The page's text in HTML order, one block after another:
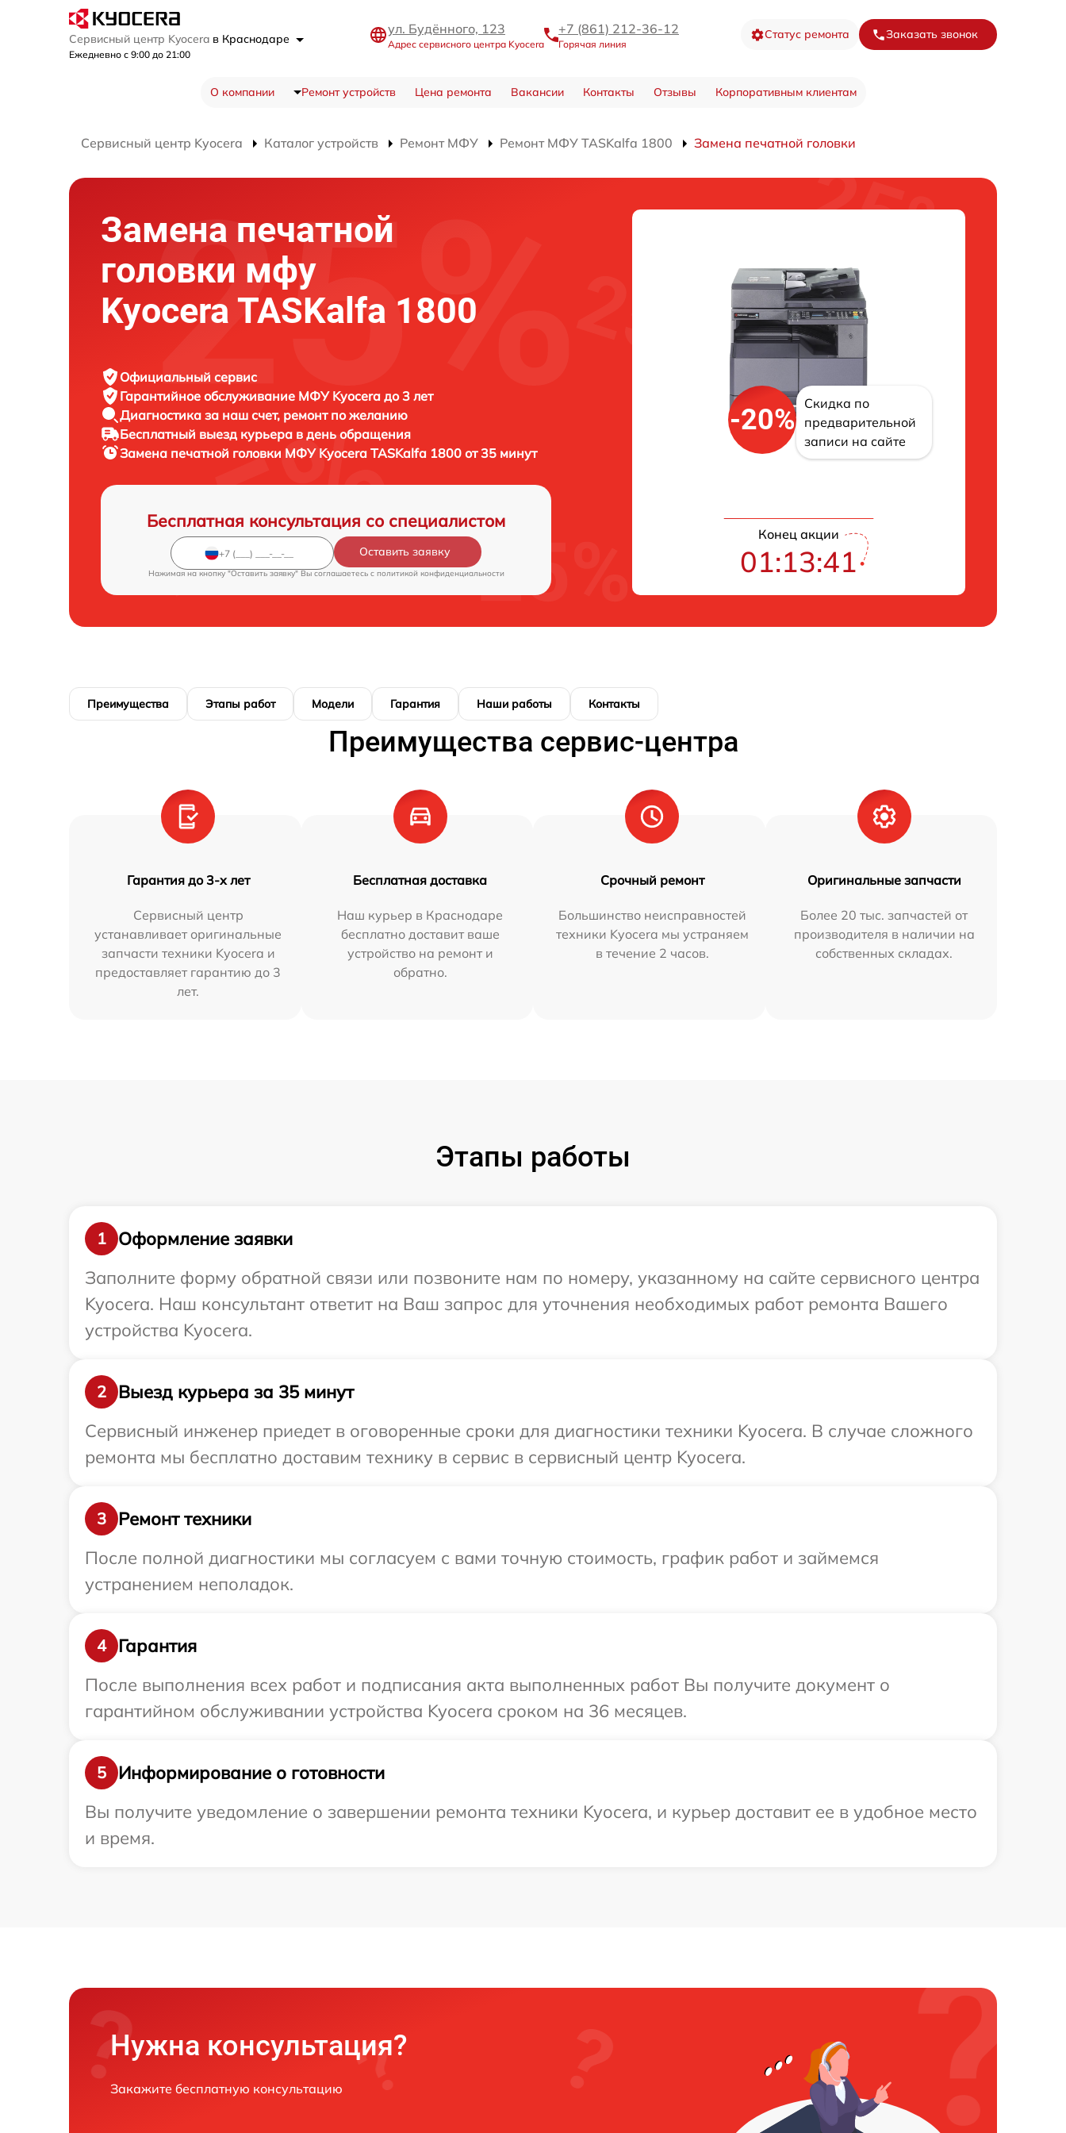
Сервисный центр Kyocera в Краснодаре
Ежедневно с 9:00 до 21:00
ул. Будённого, 123
Адрес сервисного центра Kyocera
+7 (861) 212-36-12
Горячая линия
Статус ремонта Заказать звонок
О компании Ремонт устройств Цена ремонта Вакансии Контакты Отзывы Корпоративным клиентам
Сервисный центр Kyocera Каталог устройств Ремонт МФУ Ремонт МФУ TASKalfa 1800 Замена печатной головки
Замена печатной
головки мфу
Kyocera TASKalfa 1800
Официальный сервис
Гарантийное обслуживание МФУ Kyocera до 3 лет
Диагностика за наш счет, ремонт по желанию
Бесплатный выезд курьера в день обращения
Замена печатной головки МФУ Kyocera TASKalfa 1800 от 35 минут
Бесплатная консультация со специалистом
Оставить заявку
Нажимая на кнопку "Оставить заявку" Вы соглашаетесь c политикой конфиденциальности
-20%
Скидка по
предварительной
записи на сайте
Конец акции
01:13:41
Преимущества Этапы работ Модели Гарантия Наши работы Контакты
Преимущества сервис-центра
Гарантия до 3-х лет
Сервисный центр
устанавливает оригинальные
запчасти техники Kyocera и
предоставляет гарантию до 3
лет.
Бесплатная доставка
Наш курьер в Краснодаре
бесплатно доставит ваше
устройство на ремонт и
обратно.
Срочный ремонт
Большинство неисправностей
техники Kyocera мы устраняем
в течение 2 часов.
Оригинальные запчасти
Более 20 тыс. запчастей от
производителя в наличии на
собственных складах.
Этапы работы
1
Оформление заявки
Заполните форму обратной связи или позвоните нам по номеру, указанному на сайте сервисного центра
Kyocera. Наш консультант ответит на Ваш запрос для уточнения необходимых работ ремонта Вашего
устройства Kyocera.
2
Выезд курьера за 35 минут
Сервисный инженер приедет в оговоренные сроки для диагностики техники Kyocera. В случае сложного
ремонта мы бесплатно доставим технику в сервис в сервисный центр Kyocera.
3
Ремонт техники
После полной диагностики мы согласуем с вами точную стоимость, график работ и займемся
устранением неполадок.
4
Гарантия
После выполнения всех работ и подписания акта выполненных работ Вы получите документ о
гарантийном обслуживании устройства Kyocera сроком на 36 месяцев.
5
Информирование о готовности
Вы получите уведомление о завершении ремонта техники Kyocera, и курьер доставит ее в удобное место
и время.
Нужна консультация?
Закажите бесплатную консультацию